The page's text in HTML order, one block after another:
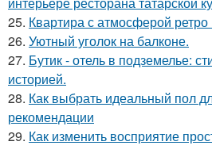
25. Квартира с атмосферой
26. Уютный уголок на балконе.
27. Бутик - отель в подземелье:
историей.
28. Как выбрать идеальный пол
рекомендации
29. Как изменить восприятие